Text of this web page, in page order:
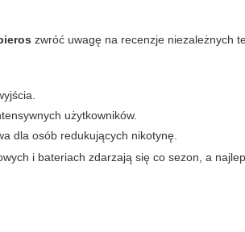
zwróć uwagę na recenzje niezależnych
użytkowników.
dla osób redukujących nikotynę.
i bateriach zdarzają się co sezon, a